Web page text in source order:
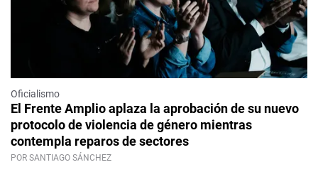
Oficialismo
El Frente Amplio aplaza la aprobación de su nuevo
protocolo de violencia de género mientras
contempla reparos de sectores
POR SANTIAGO SÁNCHEZ